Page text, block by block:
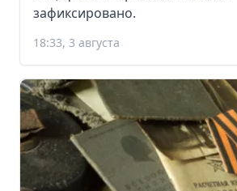
зафиксировано.
18:33, 3 августа